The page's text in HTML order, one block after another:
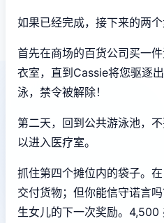
如果已经完成，接下来的两个
首先在商场的百货公司买一
衣室，直到Cassie将您驱逐
泳，禁令被解除！
第二天，回到公共游泳池，
以进入医疗室。
抓住第四个摊位内的袋子。
交付货物；但你能信守诺言
生女儿的下一次奖励。4,500